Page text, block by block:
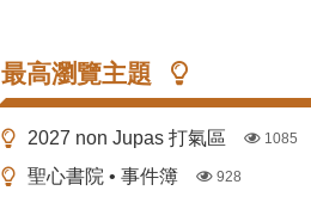
最高瀏覽主題
2027 non Jupas 打氣區 1085
聖心書院 • 事件簿 928